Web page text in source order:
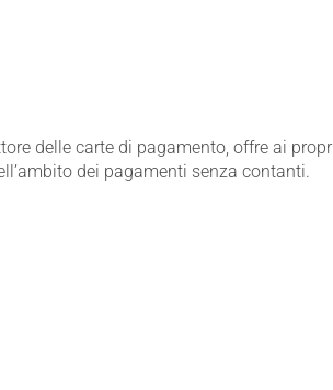
delle carte di pagamento, offre ai
dei pagamenti senza contanti.